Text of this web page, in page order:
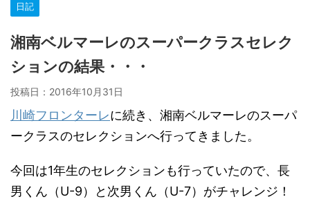
日記
湘南ベルマーレのスーパークラスセレク
ションの結果・・・
投稿日： 2016年10月31日
川崎フロンターレに続き、湘南ベルマーレのスーパ
ークラスのセレクションへ行ってきました。
今回は1年生のセレクションも行っていたので、長
男くん（U-9）と次男くん（U-7）がチャレンジ！